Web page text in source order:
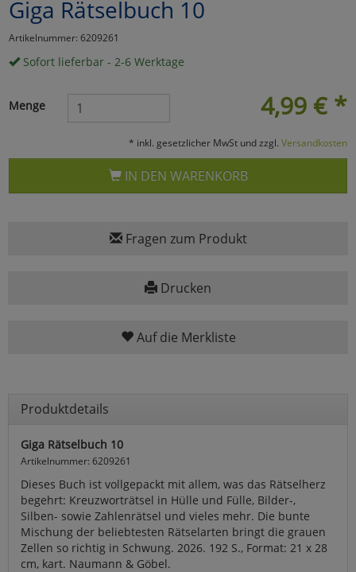
Giga Rätselbuch 10
Artikelnummer: 6209261
Sofort lieferbar - 2-6 Werktage
4,99 € *
Menge
* inkl. gesetzlicher MwSt und zzgl. Versandkosten
IN DEN WARENKORB
Fragen zum Produkt
Drucken
Auf die Merkliste
Produktdetails
Giga Rätselbuch 10
Artikelnummer: 6209261
Dieses Buch ist vollgepackt mit allem, was das Rätselherz
begehrt: Kreuzworträtsel in Hülle und Fülle, Bilder-,
Silben- sowie Zahlenrätsel und vieles mehr. Die bunte
Mischung der beliebtesten Rätselarten bringt die grauen
Zellen so richtig in Schwung. 2026. 192 S., Format: 21 x 28
cm, kart. Naumann & Göbel.
Marketing
Cookies
Einstellungen speichern